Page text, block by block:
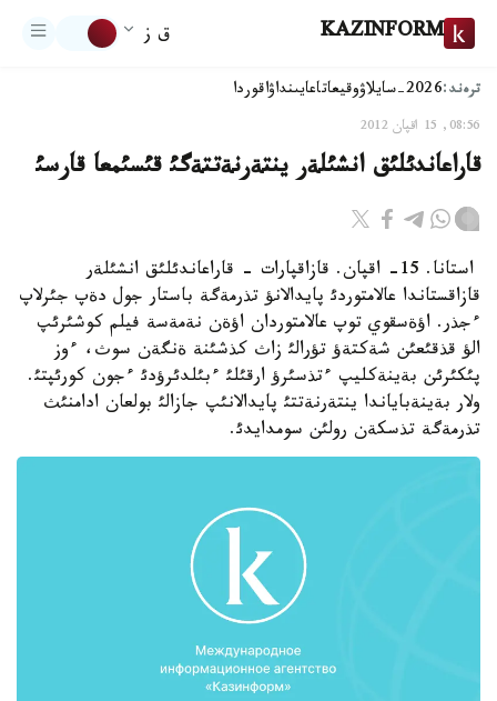
KAZINFORM ق ز
ترەند:2026-سايلاۋ وقيعاتاعايىنداۋاقوردا
08:56, 15 اقپان 2012
قاراعاندئلئق انشئلةر ينتةرنةتتةگئ قئسئمعا قارسئ
استانا. 15- اقپان. قازاقپارات - قاراعاندئلئق انشئلةر
قازاقستاندا عالامتوردئ پايدالانؤ تذرمةگة باستار جول دةپ جئرلاپ
ءجذر. اؤةسقوي توپ عالامتوردان اؤةن نةمةسة فيلم كوشئرئپ
الؤ قذقئعئن شةكتةؤ تؤرالئ زاث كذشئنة ةنگةن سوث، ءوز
پئكئرئن بةينةكليپ ءتذسئرؤ ارقئلئ ءبئلدئرؤدئ ءجون كورئپتئ.
ولار بةينةباياندا ينتةرنةتتئ پايدالانئپ جازالئ بولعان ادامنئث
تذرمةگة تذسكةن رولئن سومدايدئ.